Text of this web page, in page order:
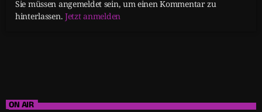
Sie müssen angemeldet sein, um einen Kommentar zu
hinterlassen. Jetzt anmelden
ON AIR